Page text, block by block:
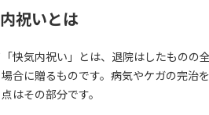
祝いとは
快気内祝い」とは、退院はしたものの
合に贈るものです。病気やケガの完治
はその部分です。